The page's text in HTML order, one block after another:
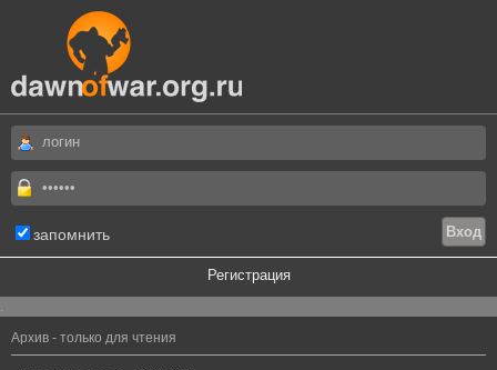
запомнить
Регистрация
.
Архив - только для чтения